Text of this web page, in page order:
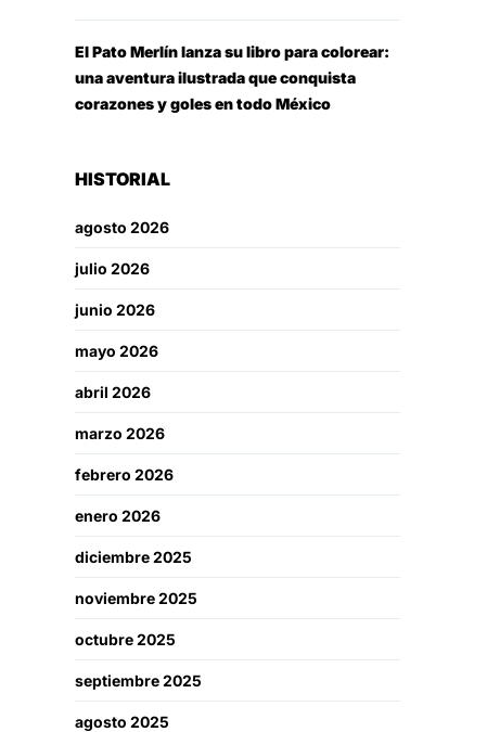
El Pato Merlín lanza su libro para colorear:
una aventura ilustrada que conquista
corazones y goles en todo México
HISTORIAL
agosto 2026
julio 2026
junio 2026
mayo 2026
abril 2026
marzo 2026
febrero 2026
enero 2026
diciembre 2025
noviembre 2025
octubre 2025
septiembre 2025
agosto 2025